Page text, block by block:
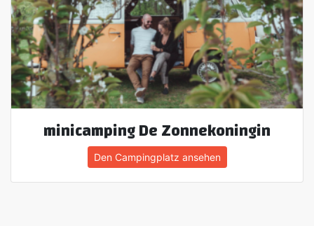
minicamping De Zonnekoningin
Den Campingplatz ansehen